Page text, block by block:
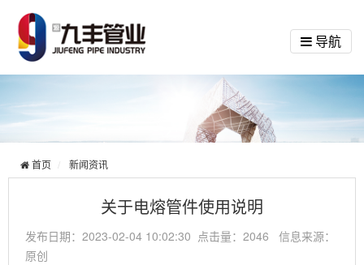
导航
首页 新闻资讯
关于电熔管件使用说明
发布日期：2023-02-04 10:02:30 点击量：2046 信息来源：
原创